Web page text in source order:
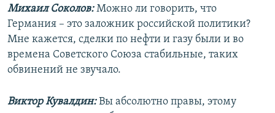
Михаил Соколов:Можно ли говорить, что
Германия – это заложник российской политики?
Мне кажется, сделки по нефти и газу были и во
времена Советского Союза стабильные, таких
обвинений не звучало.
Виктор Кувалдин:Вы абсолютно правы, этому